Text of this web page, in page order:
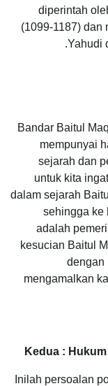
diperintah
(1099-1187) dan
Yahudi
Bandar Baitul
mempunyai
sejarah dan
untuk kita
dalam sejarah
sehingga ke
adalah
kesucian Baitul
dengan
mengamalkan
Kedua :
Inilah persoalan